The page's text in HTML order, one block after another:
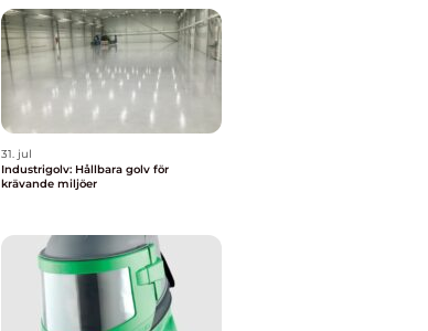
31. jul
Industrigolv: Hållbara golv för
krävande miljöer